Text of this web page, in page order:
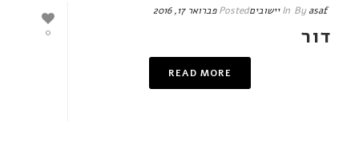
0
Byasaf
In יישוביםPosted פברואר 17, 2016
דור
READ MORE